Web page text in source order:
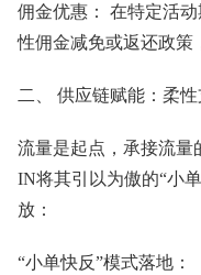
佣金优惠： 在特定活
性佣金减免或返还政策
二、 供应链赋能：柔
流量是起点，承接流量
IN将其引以为傲的“小
放：
“小单快反”模式落地：